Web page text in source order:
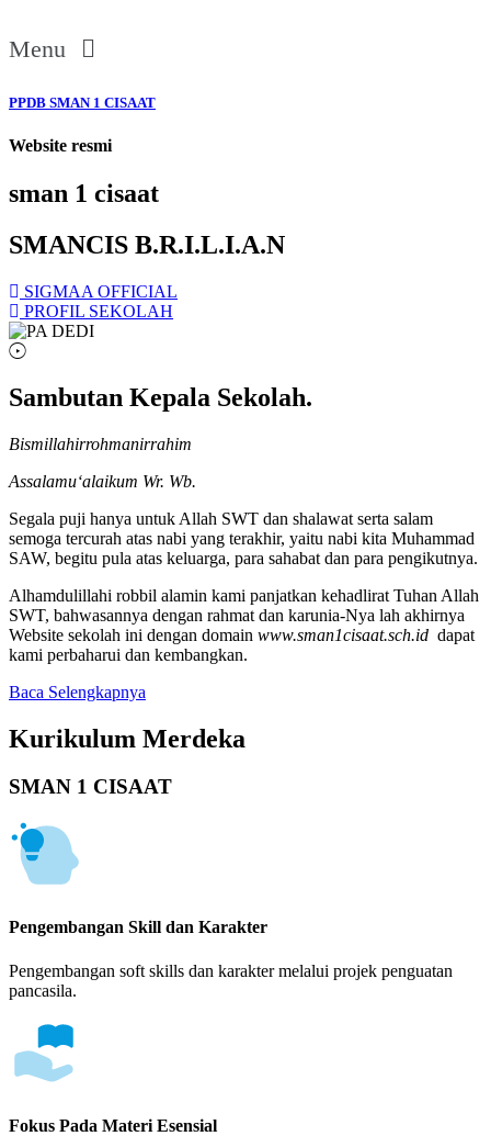
Menu
PPDB SMAN 1 CISAAT
Website resmi
sman 1 cisaat
SMANCIS B.R.I.L.I.A.N
SIGMAA OFFICIAL
PROFIL SEKOLAH
Sambutan Kepala Sekolah.
Bismillahirrohmanirrahim
Assalamu‘alaikum Wr. Wb.
Segala puji hanya untuk Allah SWT dan shalawat serta salam
semoga tercurah atas nabi yang terakhir, yaitu nabi kita Muhammad
SAW, begitu pula atas keluarga, para sahabat dan para pengikutnya.
Alhamdulillahi robbil alamin kami panjatkan kehadlirat Tuhan Allah
SWT, bahwasannya dengan rahmat dan karunia-Nya lah akhirnya
Website sekolah ini dengan domain www.sman1cisaat.sch.id dapat
kami perbaharui dan kembangkan.
Baca Selengkapnya
Kurikulum Merdeka
SMAN 1 CISAAT
Pengembangan Skill dan Karakter
Pengembangan soft skills dan karakter melalui projek penguatan
pancasila.
Fokus Pada Materi Esensial